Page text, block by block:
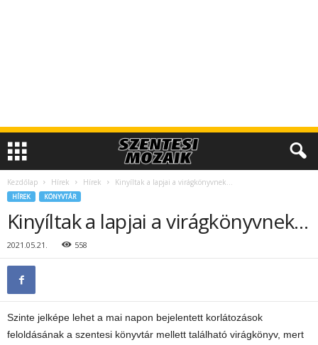
Kezdőlap Hírek Hírek Kinyíltak a lapjai a virágkönyvnek…
HÍREK KÖNYVTÁR
Kinyíltak a lapjai a virágkönyvnek…
2021.05.21. 558
Szinte jelképe lehet a mai napon bejelentett korlátozások
feloldásának a szentesi könyvtár mellett található virágkönyv, mert